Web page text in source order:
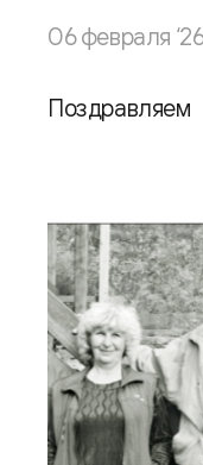
06 февраля
Поздравляем